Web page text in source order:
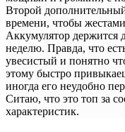
Второй
времени, чтобы
Аккумулятор держится
неделю. Правда, что
увесистый и понятно
этому быстро
иногда его неудобно
Ситаю, что это топ за
характеристик.